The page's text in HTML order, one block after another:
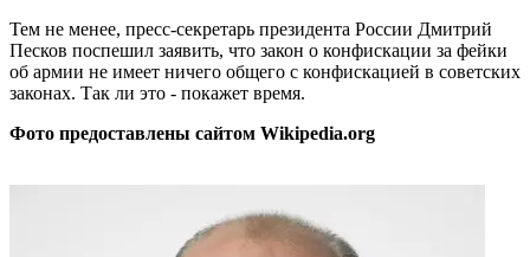
Тем не менее, пресс-секретарь президента России Дмитрий
Песков поспешил заявить, что закон о конфискации за фейки
об армии не имеет ничего общего с конфискацией в советских
законах. Так ли это - покажет время.
Фото предоставлены сайтом Wikipedia.org